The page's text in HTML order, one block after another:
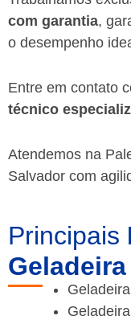
com garantia,
o desempenho
Entre em contato
técnico
Atendemos na
Salvador com
Principais
Geladeira